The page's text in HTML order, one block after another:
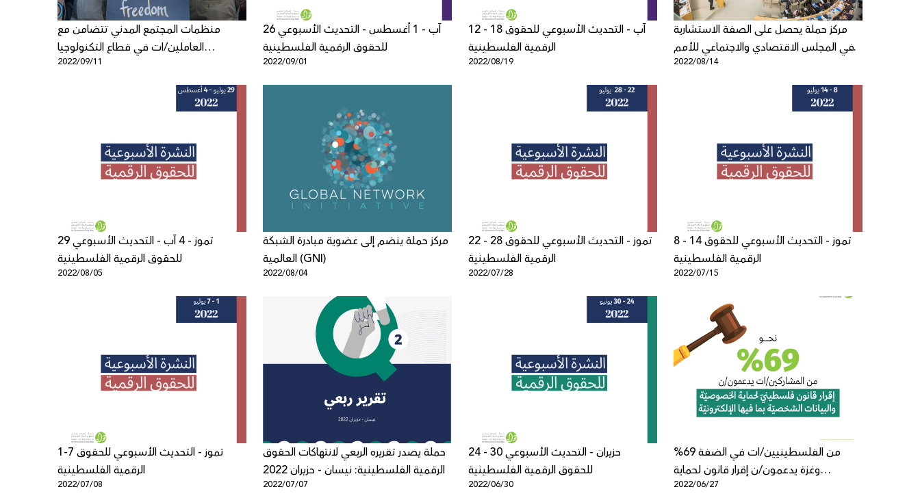
منظمات المجتمع المدني تتضامن مع
العاملين/ات في قطاع التكنولوجيا
2022/09/11
26 آب - 1 أغسطس - التحديث الأسبوعي
للحقوق الرقمية الفلسطينية
2022/09/01
12 - 18 آب - التحديث الأسبوعي للحقوق
الرقمية الفلسطينية
2022/08/19
مركز حملة يحصل على الصفة الاستشارية
في المجلس الاقتصادي والاجتماعي للأمم
المتحدة (ECOSOC)2022/08/14
29 تموز - 4 آب - التحديث الأسبوعي
للحقوق الرقمية الفلسطينية
2022/08/05
مركز حملة ينضم إلى عضوية مبادرة الشبكة
العالمية (GNI)
2022/08/04
22 - 28 تموز - التحديث الأسبوعي للحقوق
الرقمية الفلسطينية
2022/07/28
8 - 14 تموز - التحديث الأسبوعي للحقوق
الرقمية الفلسطينية
2022/07/15
1-7 تموز - التحديث الأسبوعي للحقوق
الرقمية الفلسطينية
2022/07/08
حملة يصدر تقريره الربعي لانتهاكات الحقوق
الرقمية الفلسطينية: نيسان - حزيران 2022
2022/07/07
24 - 30 حزيران - التحديث الأسبوعي
للحقوق الرقمية الفلسطينية
2022/06/30
%69 من الفلسطينيين/ات في الضفة
وغزة يدعمون/ن إقرار قانون لحماية
الخصوصيّة والبيانات الشخصيّة
2022/06/27